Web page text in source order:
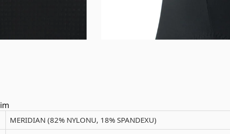
MERIDIAN (82% NYLONU, 18% SPANDEXU)